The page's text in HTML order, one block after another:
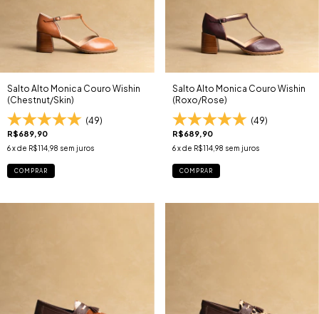
Salto Alto Monica Couro Wishin
(Chestnut/Skin)
(49)
R$689,90
6x de R$114,98 sem juros
COMPRAR
Salto Alto Monica Couro Wishin
(Roxo/Rose)
(49)
R$689,90
6 x de R$114,98 sem juros
COMPRAR